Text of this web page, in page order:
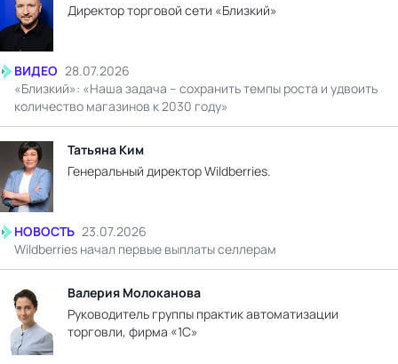
Директор торговой сети «Близкий»
ВИДЕО 28.07.2026
«Близкий»: «Наша задача – сохранить темпы роста и удвоить
количество магазинов к 2030 году»
Татьяна Ким
Генеральный директор Wildberries.
НОВОСТЬ 23.07.2026
Wildberries начал первые выплаты селлерам
Валерия Молоканова
Руководитель группы практик автоматизации
торговли, фирма «1С»